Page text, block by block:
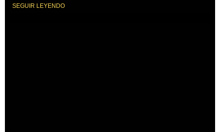
SEGUIR LEYENDO